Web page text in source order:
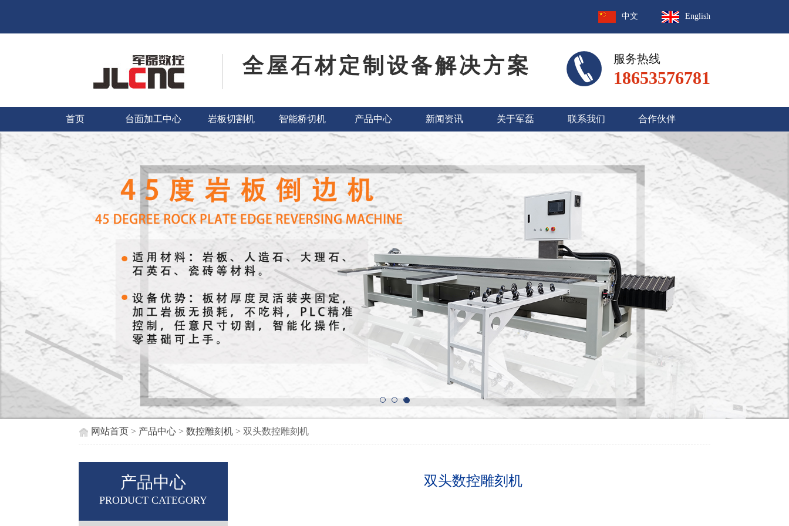
中文 English
全屋石材定制设备解决方案 服务热线
18653576781
首页 台面加工中心 岩板切割机 智能桥切机 产品中心 新闻资讯 关于军磊 联系我们 合作伙伴
1 2 3
网站首页 > 产品中心 >数控雕刻机 > 双头数控雕刻机
产品中心
PRODUCT CATEGORY
双头数控雕刻机